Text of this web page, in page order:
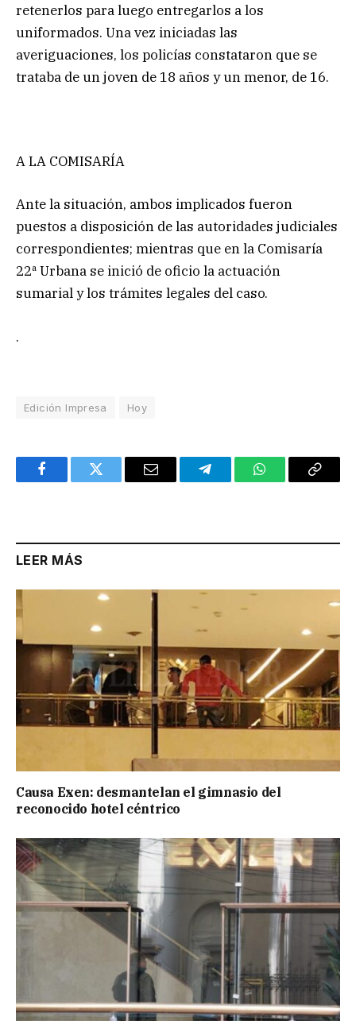
retenerlos para luego entregarlos a los
uniformados. Una vez iniciadas las
averiguaciones, los policías constataron que se
trataba de un joven de 18 años y un menor, de 16.
A LA COMISARÍA
Ante la situación, ambos implicados fueron
puestos a disposición de las autoridades judiciales
correspondientes; mientras que en la Comisaría
22ª Urbana se inició de oficio la actuación
sumarial y los trámites legales del caso.
.
Edición Impresa Hoy
FacebookTwitter Email TelegramWhatsAppCopy
LEER MÁS
Causa Exen: desmantelan el gimnasio del
reconocido hotel céntrico